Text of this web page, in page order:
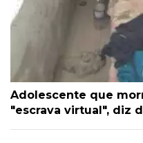
Adolescente que
"escrava virtual", diz